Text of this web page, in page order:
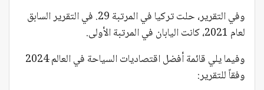
وفي التقرير، حلت تركيا في المرتبة 29. في التقرير السابق
لعام 2021، كانت اليابان في المرتبة الأولى.
وفيما يلي قائمة أفضل اقتصاديات السياحة في العالم 2024
وفقاً للتقرير: